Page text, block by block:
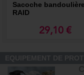
Sacoche bandoulière
RAID
29,10 €